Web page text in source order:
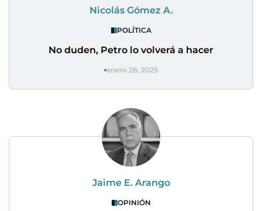
Nicolás Gómez A.
POLÍTICA
No duden, Petro lo volverá a hacer
enero 28, 2025
Jaime E. Arango
OPINIÓN